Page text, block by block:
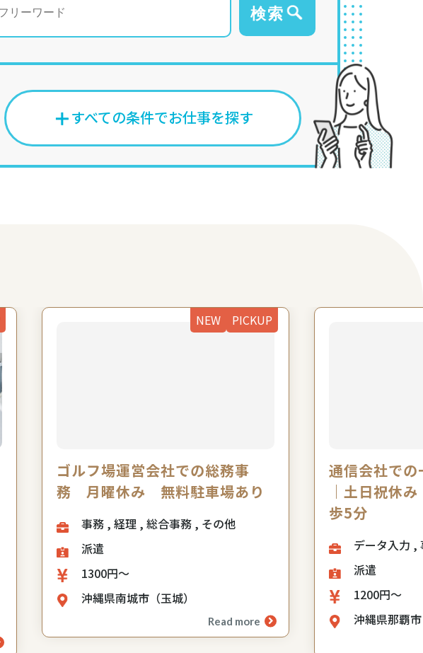
＋すべての条件でお仕事を探す
NEW PICKUP
ゴルフ場運営会社での総務事
務 月曜休み 無料駐車場あり
事務 , 経理 , 総合事務 , その他
派遣
1300円～
沖縄県南城市（玉城）
Read more
通信会社で
｜土日祝休
歩5分
派遣
1200円～
沖縄県那覇